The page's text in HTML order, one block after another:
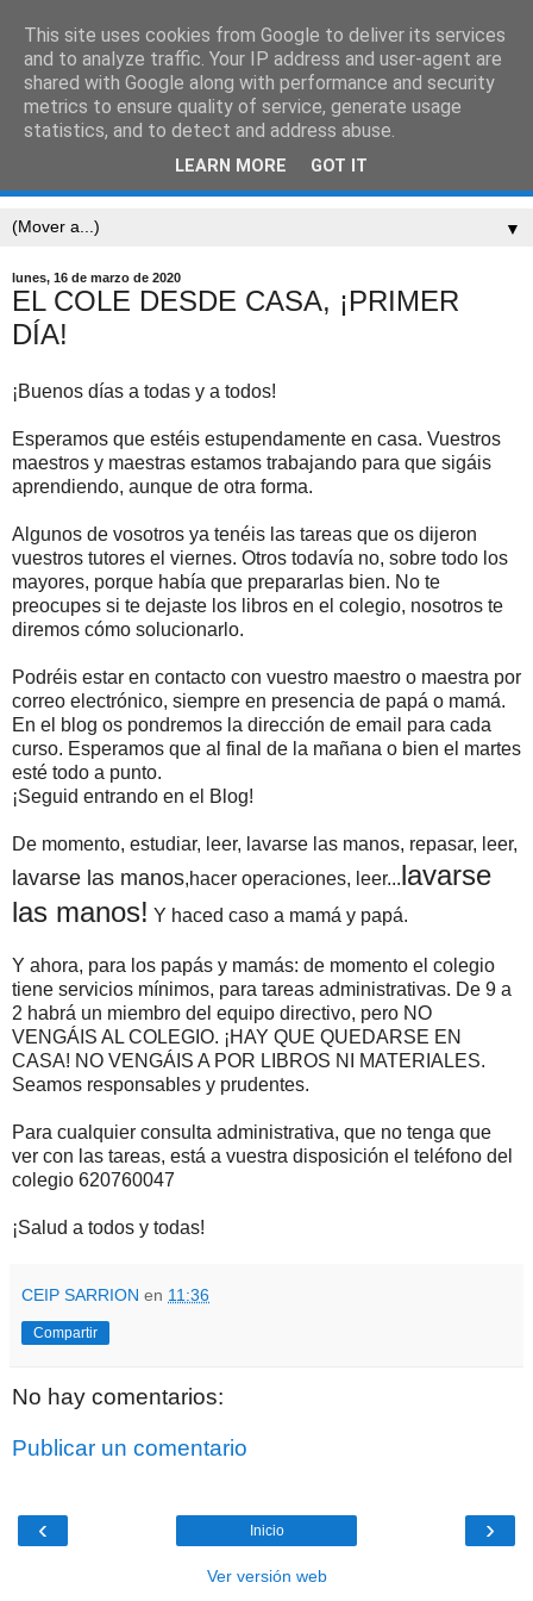
CEIP SARRIÓN
"Mucha gente pequeña, en lugares pequeños, haciendo
cosas pequeñas, puede cambiar el mundo." Eduardo
▼
lunes, 16 de marzo de 2020
EL COLE DESDE CASA, ¡PRIMER
DÍA!
¡Buenos días a todas y a todos!
Esperamos que estéis estupendamente en casa. Vuestros
maestros y maestras estamos trabajando para que sigáis
aprendiendo, aunque de otra forma.
Algunos de vosotros ya tenéis las tareas que os dijeron
vuestros tutores el viernes. Otros todavía no, sobre todo los
mayores, porque había que prepararlas bien. No te
preocupes si te dejaste los libros en el colegio, nosotros te
diremos cómo solucionarlo.
Podréis estar en contacto con vuestro maestro o maestra por
correo electrónico, siempre en presencia de papá o mamá.
En el blog os pondremos la dirección de email para cada
curso. Esperamos que al final de la mañana o bien el martes
esté todo a punto.
¡Seguid entrando en el Blog!
De momento, estudiar, leer, lavarse las manos, repasar, leer,
lavarse las manos,hacer operaciones, leer...lavarse
las manos! Y haced caso a mamá y papá.
Y ahora, para los papás y mamás: de momento el colegio
tiene servicios mínimos, para tareas administrativas. De 9 a
2 habrá un miembro del equipo directivo, pero NO
VENGÁIS AL COLEGIO. ¡HAY QUE QUEDARSE EN
CASA! NO VENGÁIS A POR LIBROS NI MATERIALES.
Seamos responsables y prudentes.
Para cualquier consulta administrativa, que no tenga que
ver con las tareas, está a vuestra disposición el teléfono del
colegio 620760047
¡Salud a todos y todas!
CEIP SARRION en 11:36
Compartir
No hay comentarios:
Publicar un comentario
‹ ›
Inicio
Ver versión web
This site uses cookies from Google to deliver its services
and to analyze traffic. Your IP address and user-agent are
shared with Google along with performance and security
metrics to ensure quality of service, generate usage
statistics, and to detect and address abuse.
LEARN MORE GOT IT